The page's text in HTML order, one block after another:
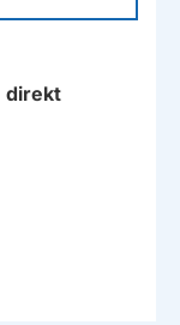
direkt